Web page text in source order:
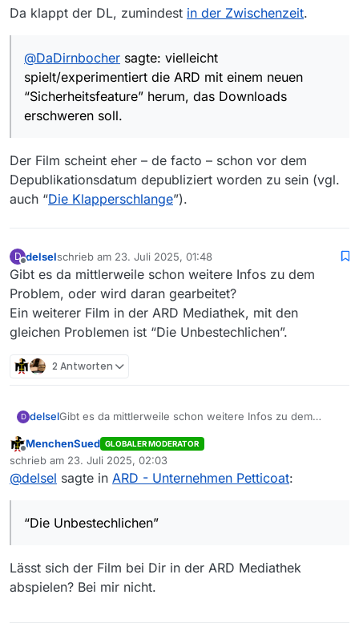
Da klappt der DL, zumindest in der Zwischenzeit.
@DaDirnbocher sagte: vielleicht
spielt/experimentiert die ARD mit einem neuen
“Sicherheitsfeature” herum, das Downloads
erschweren soll.
Der Film scheint eher – de facto – schon vor dem
Depublikationsdatum depubliziert worden zu sein (vgl.
auch “Die Klapperschlange”).
D
Offline
delselschrieb am 23. Juli 2025, 01:48
zuletzt editiert von
Gibt es da mittlerweile schon weitere Infos zu dem
Problem, oder wird daran gearbeitet?
Ein weiterer Film in der ARD Mediathek, mit den
gleichen Problemen ist “Die Unbestechlichen”.
2 Antworten
D delselGibt es da mittlerweile schon weitere Infos zu dem
Ein weiterer Film in der ARD Mediathek, mit den
gleichen Problemen ist “Die Unbestechlichen”.
Offline
MenchenSued GLOBALER MODERATOR
schrieb am 23. Juli 2025, 02:03
zuletzt editiert von
@delsel sagte in ARD - Unternehmen Petticoat:
“Die Unbestechlichen”
Lässt sich der Film bei Dir in der ARD Mediathek
abspielen? Bei mir nicht.